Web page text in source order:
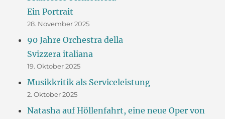
Ein Portrait
28. November 2025
90 Jahre Orchestra della
Svizzera italiana
19. Oktober 2025
Musikkritik als Serviceleistung
2. Oktober 2025
Natasha auf Höllenfahrt, eine neue Oper von